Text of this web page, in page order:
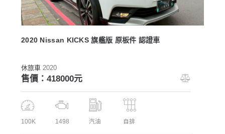
2020 Nissan KICKS 旗艦版 原板件 認證車
休旅車 2020
售價：418000元
100K 1498 汽油 自排